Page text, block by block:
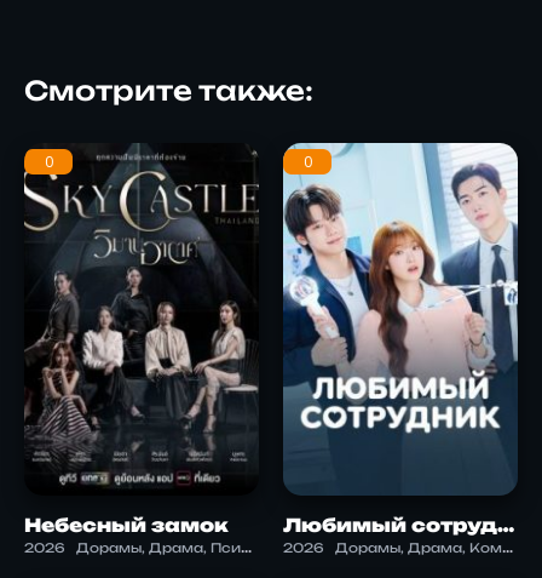
Смотрите также:
0
Небесный замок
2026 Дорамы, Драма, Психология
0
Любимый сотрудник
2026 Дорамы, Драма, Комедия, Романтика